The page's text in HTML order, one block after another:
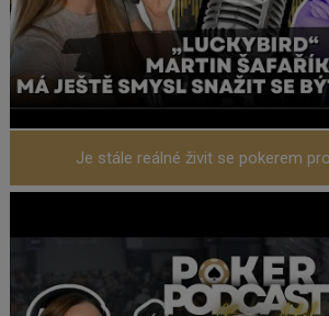
Je stále reálné živit se pokerem